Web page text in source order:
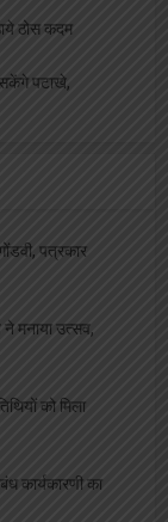
ठोस कदम
पटाखे,
पत्रकार
ने मनाया उत्सव,
को मिला
कार्यकारणी का